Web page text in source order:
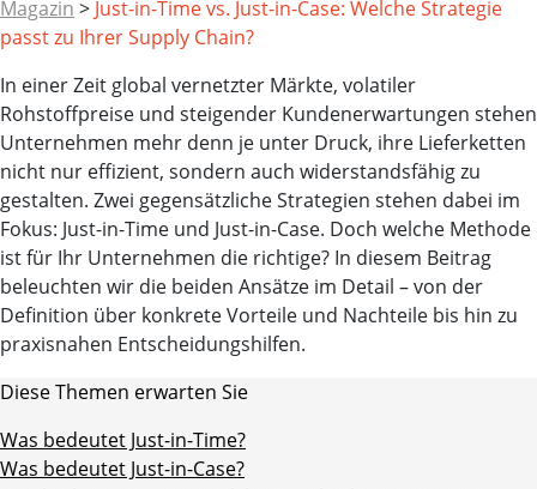
Magazin > Just-in-Time vs. Just-in-Case: Welche Strategie
passt zu Ihrer Supply Chain?
In einer Zeit global vernetzter Märkte, volatiler
Rohstoffpreise und steigender Kundenerwartungen stehen
Unternehmen mehr denn je unter Druck, ihre Lieferketten
nicht nur effizient, sondern auch widerstandsfähig zu
gestalten. Zwei gegensätzliche Strategien stehen dabei im
Fokus: Just-in-Time und Just-in-Case. Doch welche Methode
ist für Ihr Unternehmen die richtige? In diesem Beitrag
beleuchten wir die beiden Ansätze im Detail – von der
Definition über konkrete Vorteile und Nachteile bis hin zu
praxisnahen Entscheidungshilfen.
Diese Themen erwarten Sie
Was bedeutet Just-in-Time?
Was bedeutet Just-in-Case?